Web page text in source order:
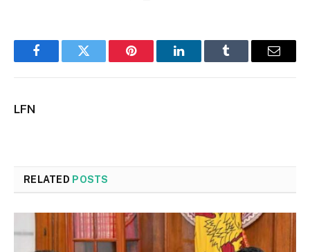
FacebookTwitter Pinterest LinkedInTumblr Email
LFN
RELATED POSTS